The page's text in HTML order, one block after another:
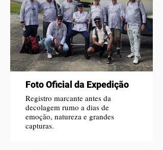
Foto Oficial da Expedição
Registro marcante antes da
decolagem rumo a dias de
emoção, natureza e grandes
capturas.